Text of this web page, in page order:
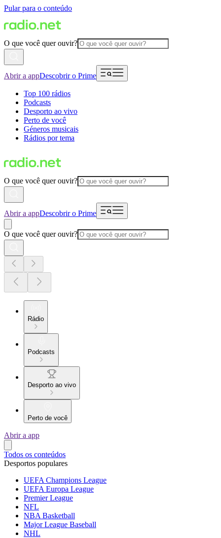
Pular para o conteúdo
O que você quer ouvir?
Abrir a appDescobrir o Prime
Top 100 rádios
Podcasts
Desporto ao vivo
Perto de você
Géneros musicais
Rádios por tema
O que você quer ouvir?
Abrir a appDescobrir o Prime
O que você quer ouvir?
Rádio
Podcasts
Desporto ao vivo
Perto de você
Abrir a app
Todos os conteúdos
Desportos populares
UEFA Champions League
UEFA Europa League
Premier League
NFL
NBA Basketball
Major League Baseball
NHL